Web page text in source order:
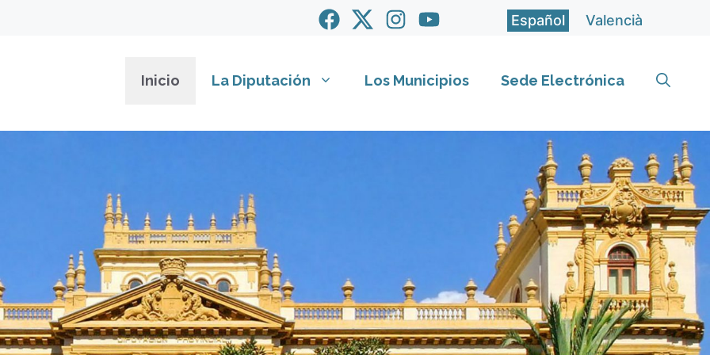
Español Valencià
Inicio La Diputación Los Municipios Sede Electrónica